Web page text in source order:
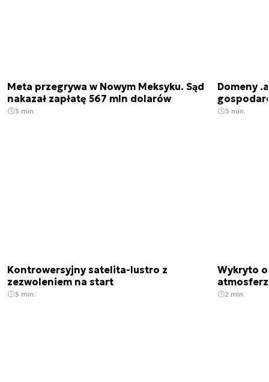
Meta przegrywa w Nowym Meksyku. Sąd
nakazał zapłatę 567 mln dolarów
3 min.
Domeny
3 min.
Kontrowersyjny satelita-lustro z
zezwoleniem na start
3 min.
Wykryto
2 min.